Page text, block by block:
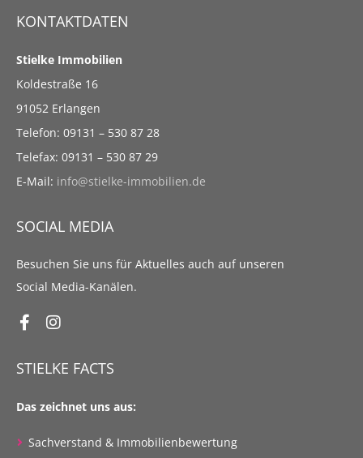
KONTAKTDATEN
Stielke Immobilien
Koldestraße 16
91052 Erlangen
Telefon: 09131 – 530 87 28
Telefax: 09131 – 530 87 29
E-Mail: info@stielke-immobilien.de
SOCIAL MEDIA
Besuchen Sie uns für Aktuelles auch auf unseren
Social Media-Kanälen.
STIELKE FACTS
Das zeichnet uns aus:
Sachverstand & Immobilienbewertung